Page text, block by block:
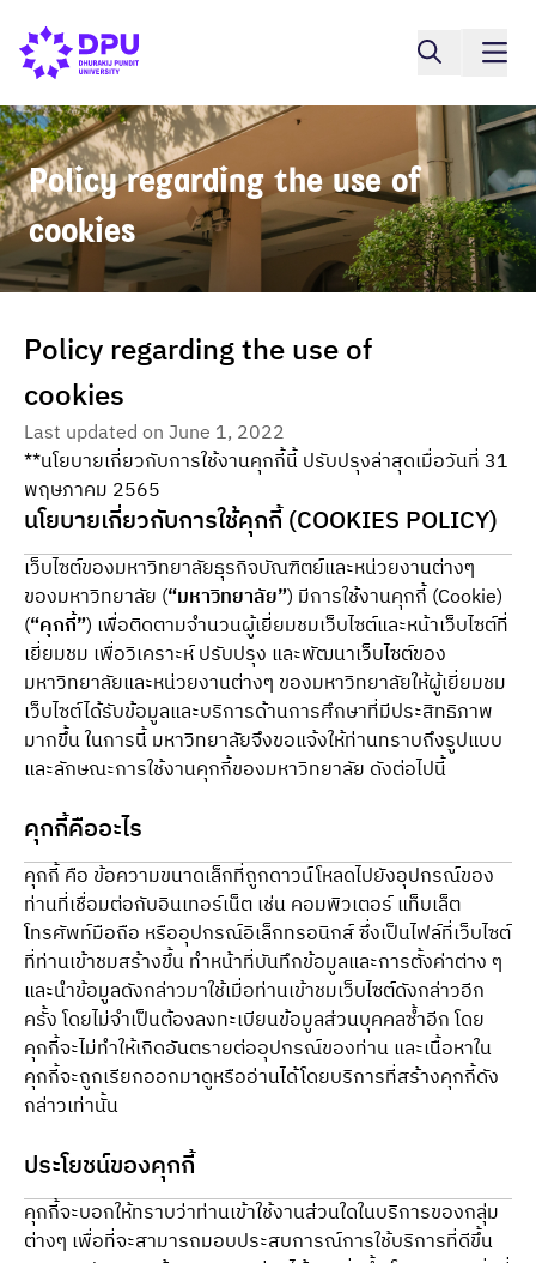
Policy regarding the use of
cookies
Policy regarding the use of
cookies
Last updated on June 1, 2022
**นโยบายเกี่ยวกับการใช้งานคุกกี้นี้ ปรับปรุงล่าสุดเมื่อวันที่ 31
พฤษภาคม 2565
นโยบายเกี่ยวกับการใช้คุกกี้ (COOKIES POLICY)
เว็บไซต์ของมหาวิทยาลัยธุรกิจบัณฑิตย์และหน่วยงานต่างๆ
ของมหาวิทยาลัย (“มหาวิทยาลัย”) มีการใช้งานคุกกี้ (Cookie)
(“คุกกี้”) เพื่อติดตามจำนวนผู้เยี่ยมชมเว็บไซต์และหน้าเว็บไซต์ที่
เยี่ยมชม เพื่อวิเคราะห์ ปรับปรุง และพัฒนาเว็บไซต์ของ
มหาวิทยาลัยและหน่วยงานต่างๆ ของมหาวิทยาลัยให้ผู้เยี่ยมชม
เว็บไซต์ได้รับข้อมูลและบริการด้านการศึกษาที่มีประสิทธิภาพ
มากขึ้น ในการนี้ มหาวิทยาลัยจึงขอแจ้งให้ท่านทราบถึงรูปแบบ
และลักษณะการใช้งานคุกกี้ของมหาวิทยาลัย ดังต่อไปนี้
คุกกี้คืออะไร
คุกกี้ คือ ข้อความขนาดเล็กที่ถูกดาวน์โหลดไปยังอุปกรณ์ของ
ท่านที่เชื่อมต่อกับอินเทอร์เน็ต เช่น คอมพิวเตอร์ แท็บเล็ต
โทรศัพท์มือถือ หรืออุปกรณ์อิเล็กทรอนิกส์ ซึ่งเป็นไฟล์ที่เว็บไซต์
ที่ท่านเข้าชมสร้างขึ้น ทำหน้าที่บันทึกข้อมูลและการตั้งค่าต่าง ๆ
และนำข้อมูลดังกล่าวมาใช้เมื่อท่านเข้าชมเว็บไซต์ดังกล่าวอีก
ครั้ง โดยไม่จำเป็นต้องลงทะเบียนข้อมูลส่วนบุคคลซ้ำอีก โดย
คุกกี้จะไม่ทำให้เกิดอันตรายต่ออุปกรณ์ของท่าน และเนื้อหาใน
คุกกี้จะถูกเรียกออกมาดูหรืออ่านได้โดยบริการที่สร้างคุกกี้ดัง
กล่าวเท่านั้น
ประโยชน์ของคุกกี้
คุกกี้จะบอกให้ทราบว่าท่านเข้าใช้งานส่วนใดในบริการของกลุ่ม
ต่างๆ เพื่อที่จะสามารถมอบประสบการณ์การใช้บริการที่ดีขึ้น